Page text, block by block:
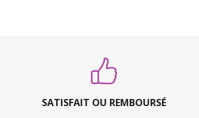
SATISFAIT OU REMBOURSÉ